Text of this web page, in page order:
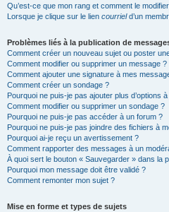
Qu’est-ce que mon rang et comment le
Lorsque je clique sur le lien courrield’un
Problèmes liés à la publication de
Comment créer un nouveau sujet ou poster
Comment modifier ou supprimer un message ?
Comment ajouter une signature à mes
Comment créer un sondage ?
Pourquoi ne puis-je pas ajouter plus d’options
Comment modifier ou supprimer un sondage ?
Pourquoi ne puis-je pas accéder à un forum ?
Pourquoi ne puis-je pas joindre des fichiers à
Pourquoi ai-je reçu un avertissement ?
Comment rapporter des messages à un
À quoi sert le bouton « Sauvegarder » dans la
Pourquoi mon message doit être validé ?
Comment remonter mon sujet ?
Mise en forme et types de sujets